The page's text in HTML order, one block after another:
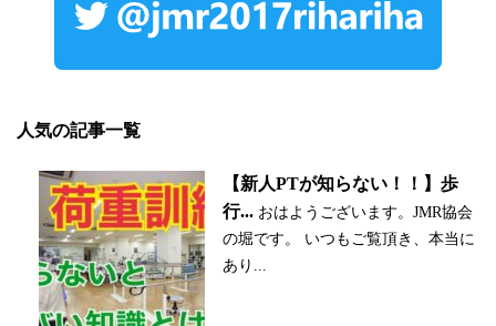
人気の記事一覧
【新人PTが知らない！！】歩
行... おはようございます。JMR協会
の堀です。 いつもご覧頂き、本当に
あり...